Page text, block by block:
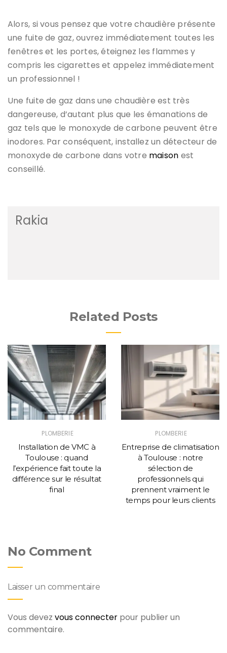
Alors, si vous pensez que votre chaudière présente
une fuite de gaz, ouvrez immédiatement toutes les
fenêtres et les portes, éteignez les flammes y
compris les cigarettes et appelez immédiatement
un professionnel !
Une fuite de gaz dans une chaudière est très
dangereuse, d’autant plus que les émanations de
gaz tels que le monoxyde de carbone peuvent être
inodores. Par conséquent, installez un détecteur de
monoxyde de carbone dans votre maison est
conseillé.
Rakia
Related Posts
PLOMBERIE
Installation de VMC à
Toulouse : quand
l’expérience fait toute la
différence sur le résultat
final
PLOMBERIE
Entreprise de climatisation
à Toulouse : notre
sélection de
professionnels qui
prennent vraiment le
temps pour leurs clients
No Comment
Laisser un commentaire
Vous devez vous connecter pour publier un
commentaire.